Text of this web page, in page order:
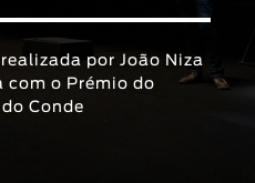
por João Niza
o Prémio do
Conde